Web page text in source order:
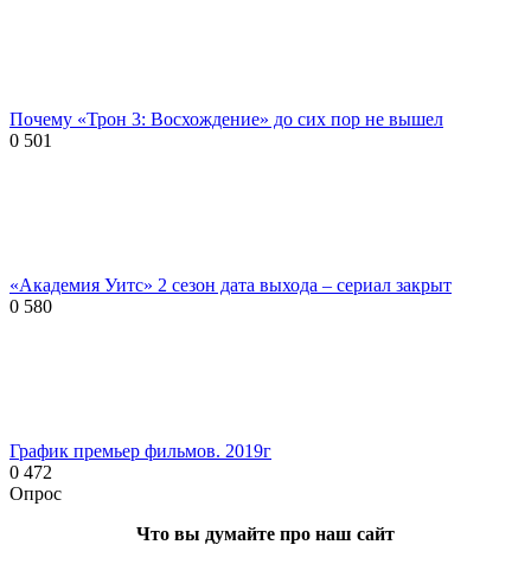
Почему «Трон 3: Восхождение» до сих пор не вышел
0 501
«Академия Уитс» 2 сезон дата выхода – сериал закрыт
0 580
График премьер фильмов. 2019г
0 472
Опрос
Что вы думайте про наш сайт